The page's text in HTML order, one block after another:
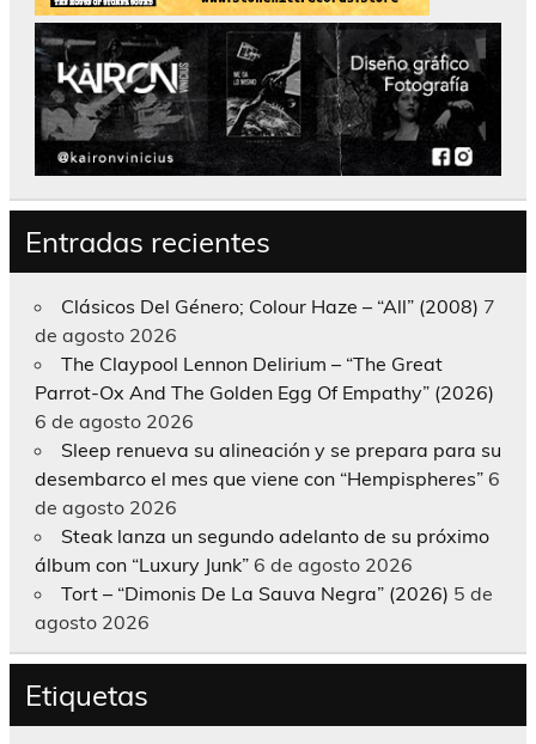
Entradas recientes
Clásicos Del Género; Colour Haze – “All” (2008) 7
de agosto 2026
The Claypool Lennon Delirium – “The Great
Parrot-Ox And The Golden Egg Of Empathy” (2026)
6 de agosto 2026
Sleep renueva su alineación y se prepara para su
desembarco el mes que viene con “Hempispheres” 6
de agosto 2026
Steak lanza un segundo adelanto de su próximo
álbum con “Luxury Junk” 6 de agosto 2026
Tort – “Dimonis De La Sauva Negra” (2026) 5 de
agosto 2026
Etiquetas